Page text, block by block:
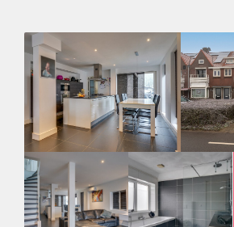
een onderhoudsvriendelijke stadstuin is
voor wie ruimte, comfort en stijl zoekt!